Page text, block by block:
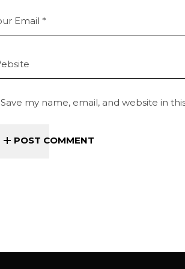
Save my name, email, and website in
POST COMMENT